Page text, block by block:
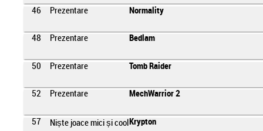
46 Prezentare Normality
48 Prezentare Bedlam
50 Prezentare Tomb Raider
52 Prezentare MechWarrior 2
57 Niște joace mici și cool Krypton